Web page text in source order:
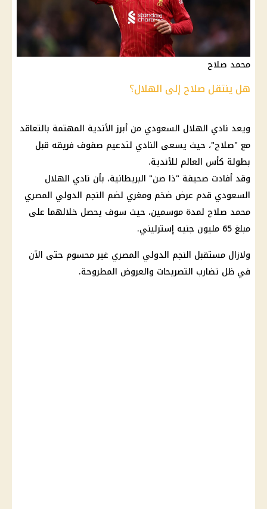
محمد صلاح
هل ينتقل صلاح إلى الهلال؟
ويعد نادي الهلال السعودي من أبرز الأندية المهتمة بالتعاقد
مع "صلاح"، حيث يسعى النادي لتدعيم صفوف فريقه قبل
بطولة كأس العالم للأندية.
وقد أفادت صحيفة "ذا صن" البريطانية، بأن نادي الهلال
السعودي قدم عرض ضخم ومغري لضم النجم الدولي المصري
محمد صلاح لمدة موسمين، حيث سوف يحصل خلالهما على
مبلغ 65 مليون جنيه إسترليني.
ولازال مستقبل النجم الدولي المصري غير محسوم حتى الآن
في ظل تضارب التصريحات والعروض المطروحة.